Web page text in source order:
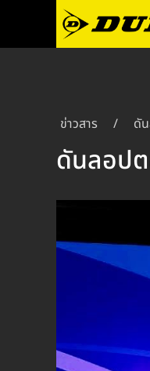
ข่าวสาร / ดั
ดันลอปต